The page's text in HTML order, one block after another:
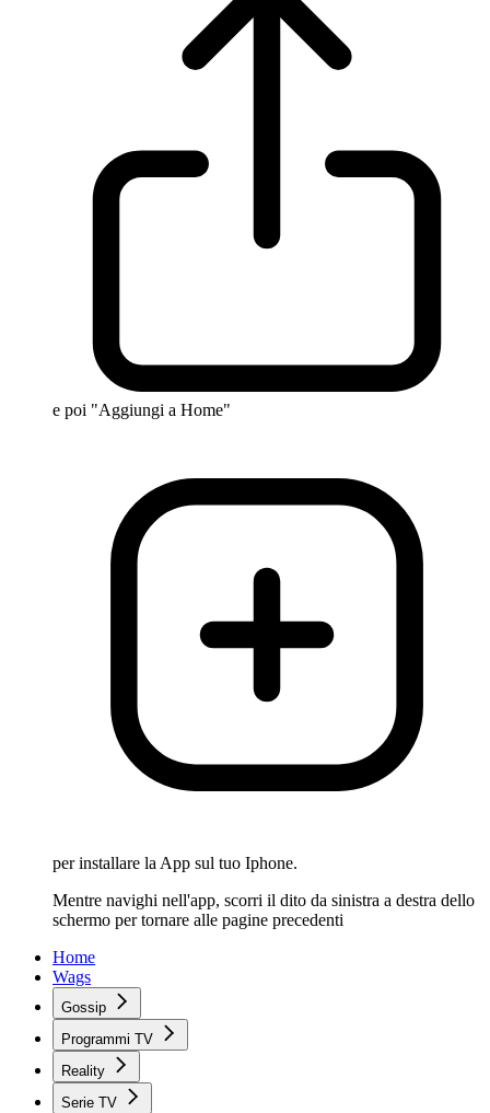
e poi "Aggiungi a Home"
per installare la App sul tuo Iphone.
Mentre navighi nell'app, scorri il dito da sinistra a destra dello
schermo per tornare alle pagine precedenti
Home
Wags
Gossip
Programmi TV
Reality
Serie TV